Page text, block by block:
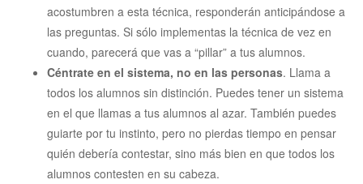
acostumbren a esta técnica, responderán anticipándose a
las preguntas. Si sólo implementas la técnica de vez en
cuando, parecerá que vas a “pillar” a tus alumnos.
Céntrate en el sistema, no en las personas. Llama a
todos los alumnos sin distinción. Puedes tener un sistema
en el que llamas a tus alumnos al azar. También puedes
guiarte por tu instinto, pero no pierdas tiempo en pensar
quién debería contestar, sino más bien en que todos los
alumnos contesten en su cabeza.